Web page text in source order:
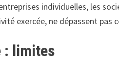
individuelles, les
exercée, ne dépassent pas
: limites